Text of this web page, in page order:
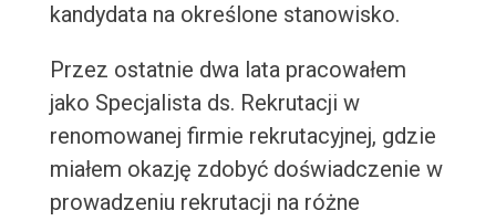
kandydata na określone stanowisko.
Przez ostatnie dwa lata pracowałem
jako Specjalista ds. Rekrutacji w
renomowanej firmie rekrutacyjnej, gdzie
miałem okazję zdobyć doświadczenie w
prowadzeniu rekrutacji na różne